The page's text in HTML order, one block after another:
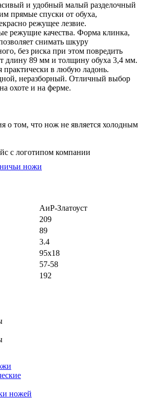
и удобный малый разделочный
прямые спуски от обуха,
режущее лезвие.
режущие качества. Форма клинка,
снимать шкуру
без риска при этом повредить
длину 89 мм и толщину обуха 3,4 мм.
практически в любую ладонь.
неразборный. Отличный выбор
охоте и на ферме.
о том, что нож не является холодным
с логотипом компании
ножи
АиР-Златоуст
209
89
3.4
95х18
57-58
192
ножей